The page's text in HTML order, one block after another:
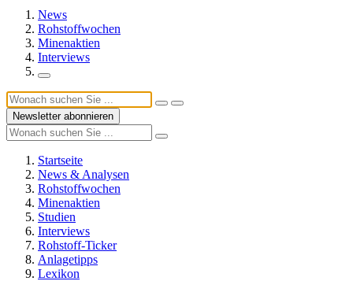
News
Rohstoffwochen
Minenaktien
Interviews
Newsletter abonnieren
Startseite
News & Analysen
Rohstoffwochen
Minenaktien
Studien
Interviews
Rohstoff-Ticker
Anlagetipps
Lexikon